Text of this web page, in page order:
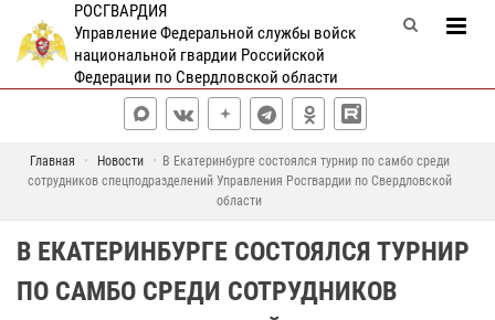
РОСГВАРДИЯ
Управление Федеральной службы войск
национальной гвардии Российской
Федерации по Свердловской области
Главная Новости
В Екатеринбурге состоялся турнир по самбо среди
сотрудников спецподразделений Управления Росгвардии по Свердловской
области
В ЕКАТЕРИНБУРГЕ СОСТОЯЛСЯ ТУРНИР
ПО САМБО СРЕДИ СОТРУДНИКОВ